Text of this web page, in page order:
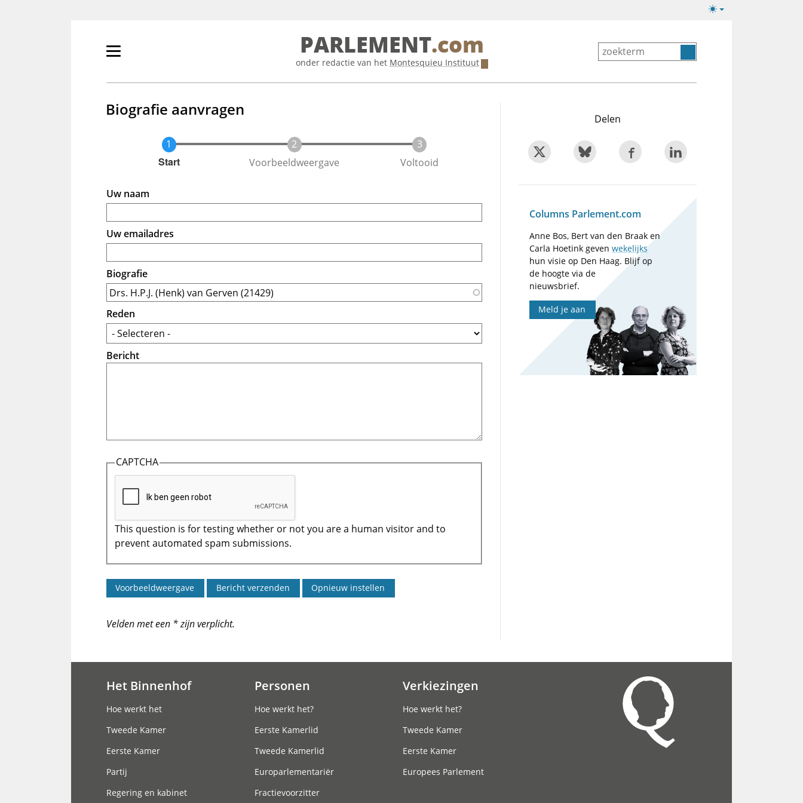
Lichte/donkere
Primair
tonen/verbergen
PARLEMENT.com
onder redactie van het Montesquieu Instituut
Biografie aanvragen
Huidige
Start Voorbeeldweergave Voltooid
Uw naam
Uw emailadres
Biografie
Reden
Bericht
CAPTCHA
This question is for testing whether or not you are a human visitor and to
prevent automated spam submissions.
Velden met een * zijn verplicht.
Delen
Columns Parlement.com
Anne Bos, Bert van den Braak en
Carla Hoetink gevenwekelijks
hun visie op Den Haag. Blijf op
de hoogte via de
nieuwsbrief.
Meld je aan
Het Binnenhof
Hoe werkt het
Tweede Kamer
Eerste Kamer
Partij
Regering en kabinet
Personen
Hoe werkt het?
Eerste Kamerlid
Tweede Kamerlid
Europarlementariër
Fractievoorzitter
Verkiezingen
Hoe werkt het?
Tweede Kamer
Eerste Kamer
Europees Parlement